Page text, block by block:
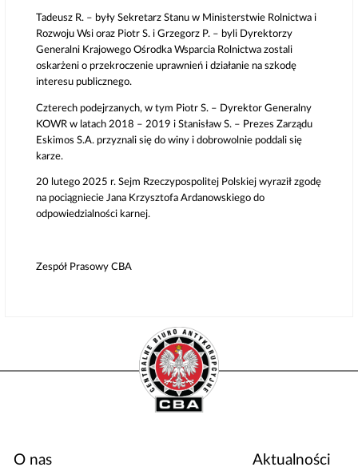
Tadeusz R. – były Sekretarz Stanu w Ministerstwie Rolnictwa i
Rozwoju Wsi oraz Piotr S. i Grzegorz P. – byli Dyrektorzy
Generalni Krajowego Ośrodka Wsparcia Rolnictwa zostali
oskarżeni o przekroczenie uprawnień i działanie na szkodę
interesu publicznego.
Czterech podejrzanych, w tym Piotr S. – Dyrektor Generalny
KOWR w latach 2018 – 2019 i Stanisław S. – Prezes Zarządu
Eskimos S.A. przyznali się do winy i dobrowolnie poddali się
karze.
20 lutego 2025 r. Sejm Rzeczypospolitej Polskiej wyraził zgodę
na pociągniecie Jana Krzysztofa Ardanowskiego do
odpowiedzialności karnej.
Zespół Prasowy CBA
O nas
Aktualności